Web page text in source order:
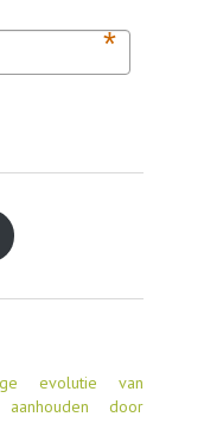
*
evolutie van
aanhouden door